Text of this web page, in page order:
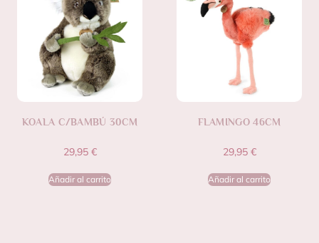
KOALA C/BAMBÚ 30CM
29,95 €
Añadir al carrito
FLAMINGO 46CM
29,95 €
Añadir al carrito